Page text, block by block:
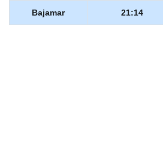
Bajamar 21:14